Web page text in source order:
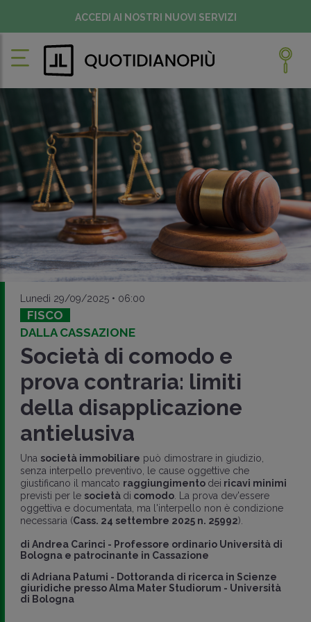
ACCEDI AI NOSTRI NUOVI SERVIZI
Lunedì 29/09/2025 • 06:00
FISCO
DALLA CASSAZIONE
Società di comodo e
prova contraria: limiti
della disapplicazione
antielusiva
Una società immobiliare può dimostrare in giudizio,
senza interpello preventivo, le cause oggettive che
giustificano il mancato raggiungimento dei ricavi minimi
previsti per le società di comodo. La prova dev'essere
oggettiva e documentata, ma l'interpello non è condizione
necessaria (Cass. 24 settembre 2025 n. 25992).
di Andrea Carinci - Professore ordinario Università di
Bologna e patrocinante in Cassazione
di Adriana Patumi - Dottoranda di ricerca in Scienze
giuridiche presso Alma Mater Studiorum - Università
di Bologna